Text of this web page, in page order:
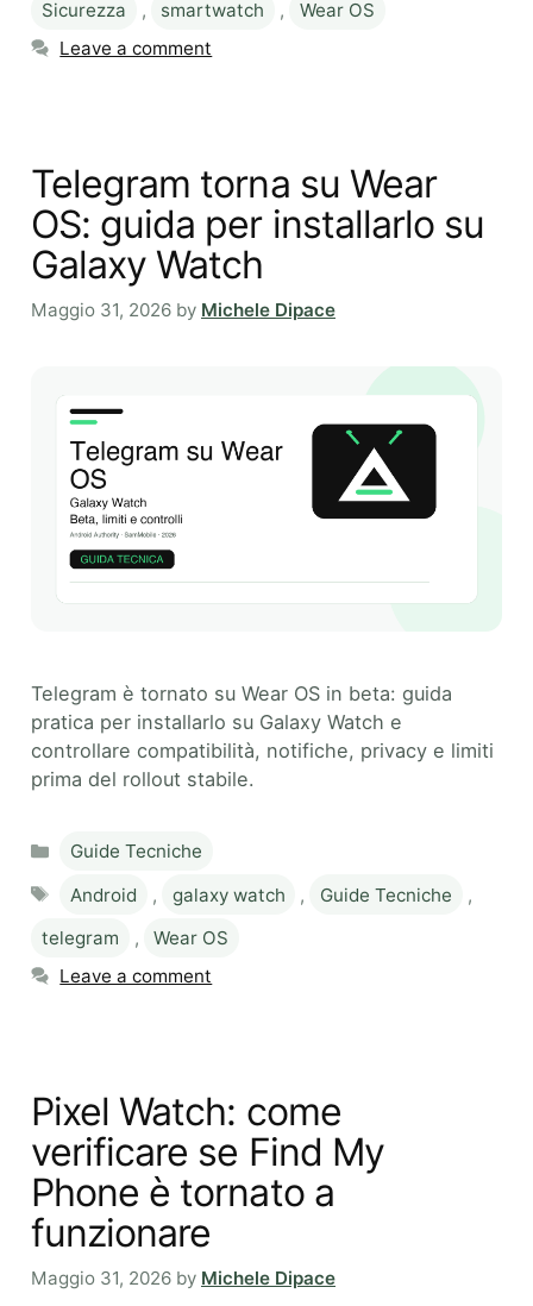
Sicurezza , smartwatch ,
Wear OS
Leave a comment
Telegram torna su Wear
OS: guida per installarlo su
Galaxy Watch
Maggio 31, 2026 by Michele Dipace
Telegram è tornato su Wear OS in beta: guida
pratica per installarlo su Galaxy Watch e
controllare compatibilità, notifiche, privacy e limiti
prima del rollout stabile.
Categories
Guide Tecniche
Tags
Android , galaxy watch , Guide Tecniche
,
telegram
,
Wear OS
Leave a comment
Pixel Watch: come
verificare se Find My
Phone è tornato a
funzionare
Maggio 31, 2026 by Michele Dipace